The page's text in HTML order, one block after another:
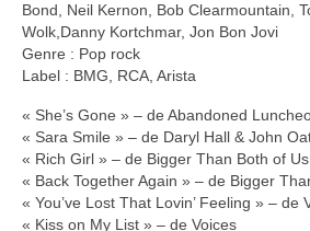
Bond, Neil Kernon, Bob Clearmountain,
Wolk,Danny Kortchmar, Jon Bon Jovi
Genre : Pop rock
Label : BMG, RCA, Arista
« She’s Gone » – de Abandoned
« Sara Smile » – de Daryl Hall & John
« Rich Girl » – de Bigger Than Both of Us
« Back Together Again » – de Bigger
« You’ve Lost That Lovin’ Feeling » – de
« Kiss on My List » – de Voices